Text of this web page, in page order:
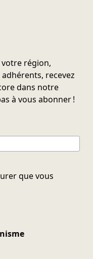
région,
recevez
dans notre
à vous abonner !
que vous